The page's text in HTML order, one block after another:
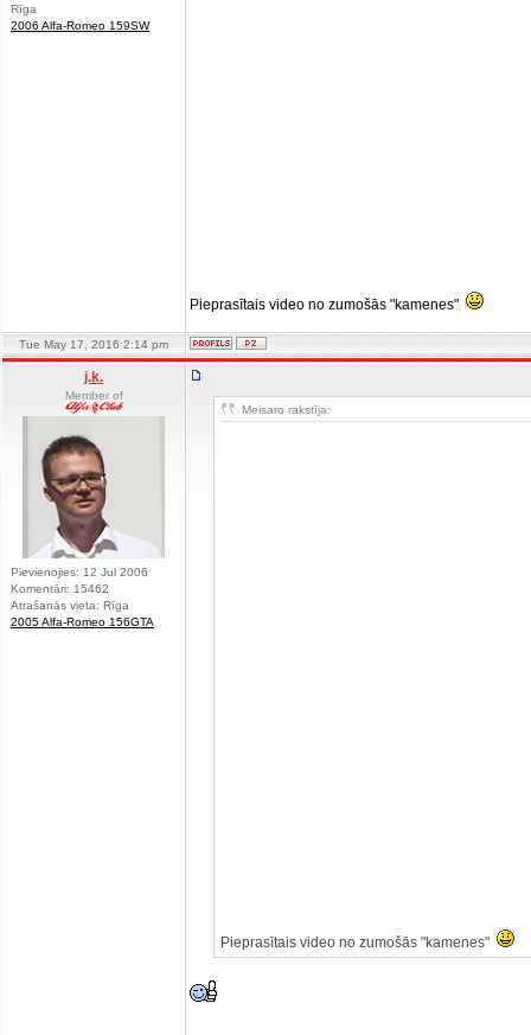
Rīga
2006 Alfa-Romeo 159SW
Pieprasītais video no zumošās "kamenes"
Tue May 17, 2016 2:14 pm
j.k.
Member of
Pievienojies: 12 Jul 2006
Komentāri: 15462
Atrašanās vieta: Rīga
2005 Alfa-Romeo 156GTA
Meisaro rakstīja:
Pieprasītais video no zumošās "kamenes"